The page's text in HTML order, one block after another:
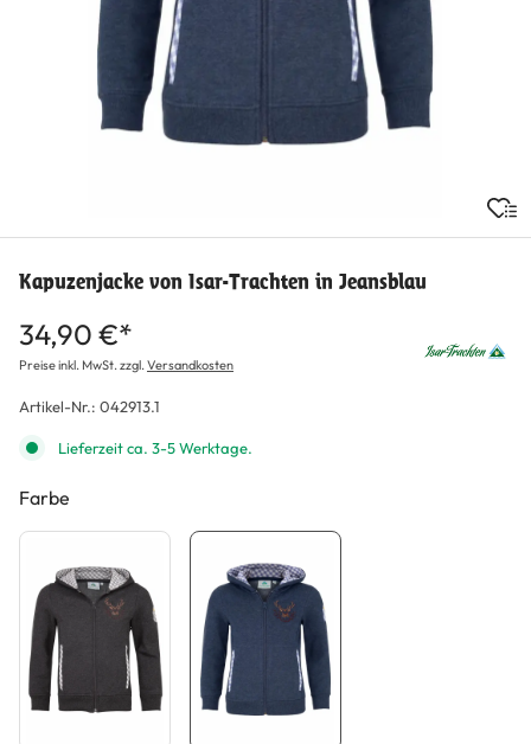
Kapuzenjacke von Isar-Trachten in Jeansblau
34,90 €*
Preise inkl. MwSt. zzgl.Versandkosten
Artikel-Nr.: 042913.1
Lieferzeit ca. 3-5 Werktage.
Farbe